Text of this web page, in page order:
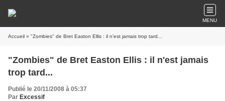
MENU
Accueil » "Zombies" de Bret Easton Ellis : il n'est jamais trop tard...
"Zombies" de Bret Easton Ellis : il n'est jamais
trop tard...
Publié le 20/11/2008 à 05:37
Par Excessif